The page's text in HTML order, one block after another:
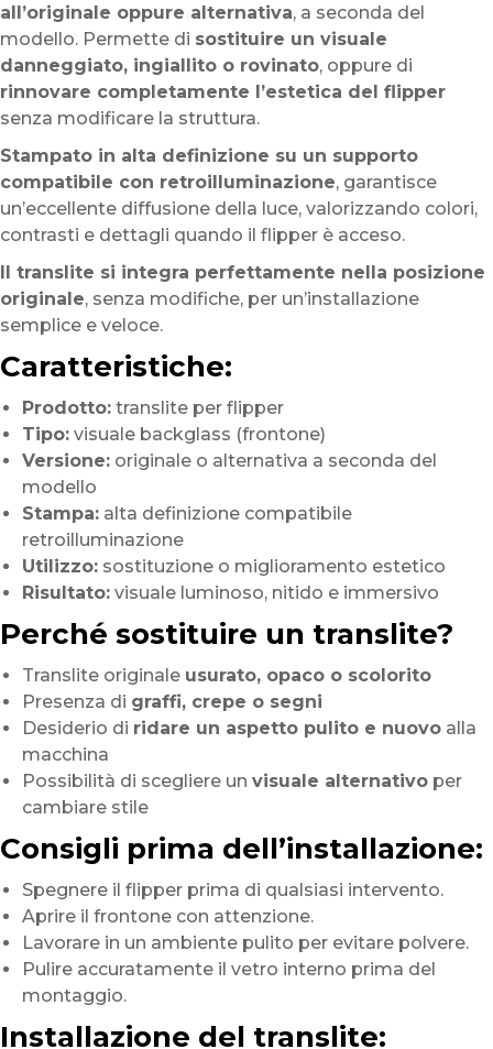
all’originale oppure alternativa, a seconda del
modello. Permette di sostituire un visuale
danneggiato, ingiallito o rovinato, oppure di
rinnovare completamente l’estetica del flipper
senza modificare la struttura.
Stampato in alta definizione su un supporto
compatibile con retroilluminazione, garantisce
un’eccellente diffusione della luce, valorizzando colori,
contrasti e dettagli quando il flipper è acceso.
Il translite si integra perfettamente nella posizione
originale, senza modifiche, per un’installazione
semplice e veloce.
Caratteristiche:
Prodotto: translite per flipper
Tipo: visuale backglass (frontone)
Versione: originale o alternativa a seconda del
modello
Stampa: alta definizione compatibile
retroilluminazione
Utilizzo: sostituzione o miglioramento estetico
Risultato: visuale luminoso, nitido e immersivo
Perché sostituire un translite?
Translite originale usurato, opaco o scolorito
Presenza di graffi, crepe o segni
Desiderio di ridare un aspetto pulito e nuovo alla
macchina
Possibilità di scegliere un visuale alternativo per
cambiare stile
Consigli prima dell’installazione:
Spegnere il flipper prima di qualsiasi intervento.
Aprire il frontone con attenzione.
Lavorare in un ambiente pulito per evitare polvere.
Pulire accuratamente il vetro interno prima del
montaggio.
Installazione del translite: